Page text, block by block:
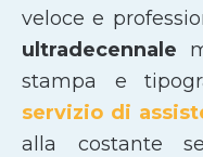
veloce e
ultradecennale
stampa e
servizio di
alla costante